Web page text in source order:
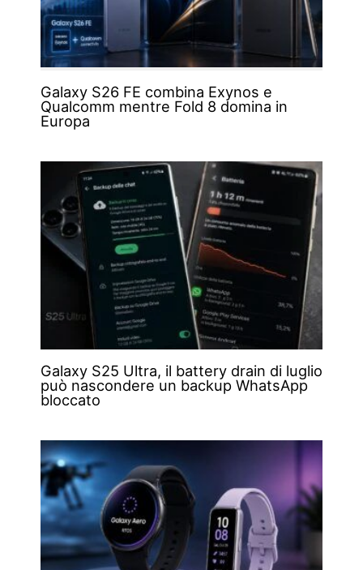
Galaxy S26 FE combina Exynos e
Qualcomm mentre Fold 8 domina in
Europa
Galaxy S25 Ultra, il battery drain di luglio
può nascondere un backup WhatsApp
bloccato